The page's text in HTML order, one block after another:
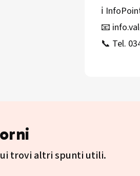
ℹ️
📧
📞 Tel.
trovi altri spunti utili.